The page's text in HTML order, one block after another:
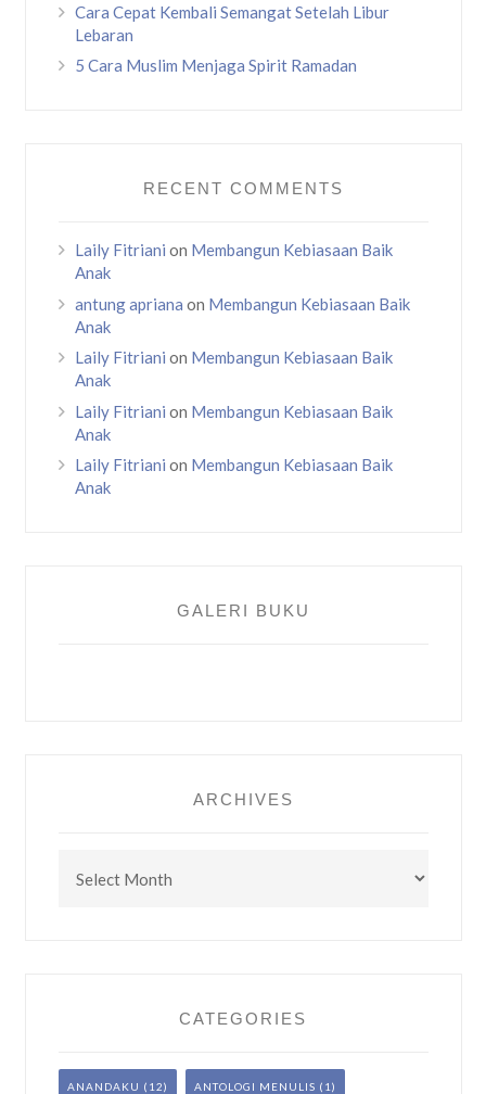
Cara Cepat Kembali Semangat Setelah Libur
Lebaran
5 Cara Muslim Menjaga Spirit Ramadan
RECENT COMMENTS
Laily Fitriani on Membangun Kebiasaan Baik
Anak
antung apriana on Membangun Kebiasaan Baik
Anak
Laily Fitriani on Membangun Kebiasaan Baik
Anak
Laily Fitriani on Membangun Kebiasaan Baik
Anak
Laily Fitriani on Membangun Kebiasaan Baik
Anak
GALERI BUKU
ARCHIVES
CATEGORIES
ANANDAKU (12) ANTOLOGI MENULIS (1)